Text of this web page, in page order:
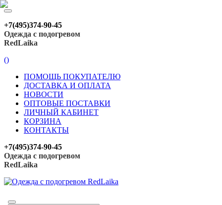
+7(495)374-90-45
Одежда с подогревом
RedLaika
()
ПОМОЩЬ ПОКУПАТЕЛЮ
ДОСТАВКА И ОПЛАТА
НОВОСТИ
ОПТОВЫЕ ПОСТАВКИ
ЛИЧНЫЙ КАБИНЕТ
КОРЗИНА
КОНТАКТЫ
+7(495)374-90-45
Одежда с подогревом
RedLaika